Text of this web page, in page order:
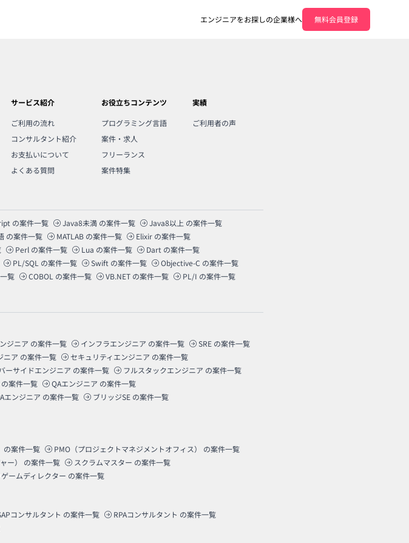
エンジニアをお探しの企業様へ 無料会員登録
サービス紹介
ご利用の流れ
コンサルタント紹介
お支払いについて
よくある質問
お役立ちコンテンツ
プログラミング言語
案件・求人
フリーランス
案件特集
実績
ご利用者の声
の案件一覧 Java8未満 の案件一覧 Java8以上 の案件一覧
の案件一覧 MATLAB の案件一覧 Elixir の案件一覧
Perl の案件一覧 Lua の案件一覧 Dart の案件一覧
PL/SQL の案件一覧 Swift の案件一覧 Objective-C の案件一覧
覧 COBOL の案件一覧 VB.NET の案件一覧 PL/I の案件一覧
ジニア の案件一覧 インフラエンジニア の案件一覧 SRE の案件一覧
ニア の案件一覧 セキュリティエンジニア の案件一覧
ーサイドエンジニア の案件一覧 フルスタックエンジニア の案件一覧
の案件一覧 QAエンジニア の案件一覧
エンジニア の案件一覧 ブリッジSE の案件一覧
の案件一覧 PMO（プロジェクトマネジメントオフィス）
の案件一覧
ー） の案件一覧 スクラムマスター の案件一覧
ゲームディレクター の案件一覧
コンサルタント の案件一覧 RPAコンサルタント の案件一覧